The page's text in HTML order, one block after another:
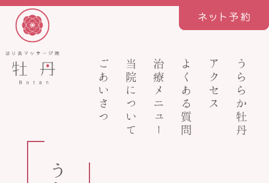
ごあいさつ 当院について 治療メニュー よくある質問 アクセス うららか牡丹